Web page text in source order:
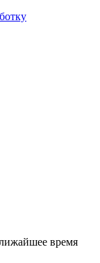
время